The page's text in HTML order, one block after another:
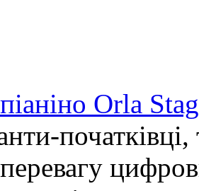
Orla
початківці,